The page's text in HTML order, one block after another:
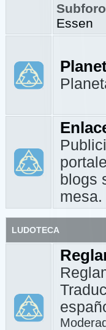
Essen
blogs
mesa.
LUDOTECA